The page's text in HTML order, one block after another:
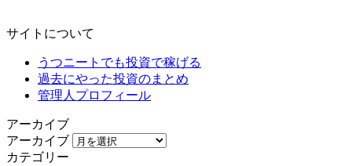
サイトについて
うつニートでも投資で稼げる
過去にやった投資のまとめ
管理人プロフィール
アーカイブ
アーカイブ
カテゴリー